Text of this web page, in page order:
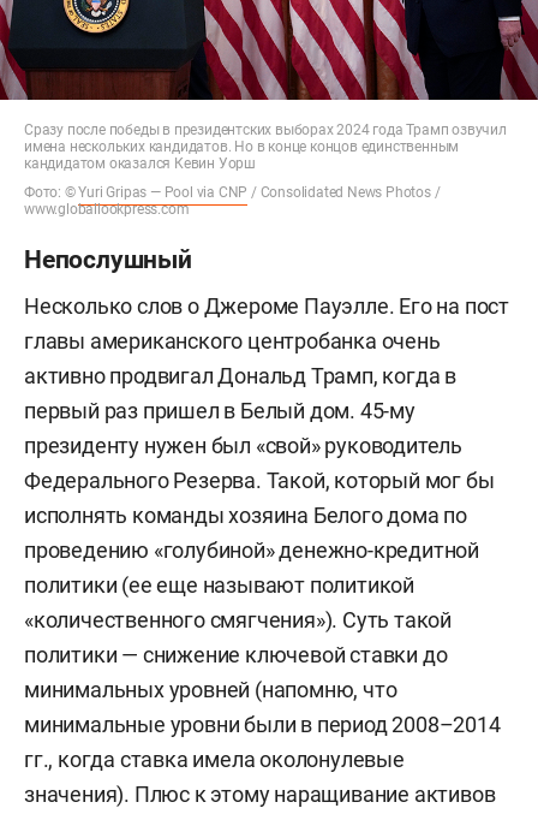
Сразу после победы в президентских выборах 2024 года Трамп озвучил
имена нескольких кандидатов. Но в конце концов единственным
кандидатом оказался Кевин Уорш
Фото: ©Yuri Gripas — Pool via CNP / Consolidated News Photos /
www.globallookpress.com
Непослушный
Несколько слов о Джероме Пауэлле. Его на пост
главы американского центробанка очень
активно продвигал Дональд Трамп, когда в
первый раз пришел в Белый дом. 45-му
президенту нужен был «свой» руководитель
Федерального Резерва. Такой, который мог бы
исполнять команды хозяина Белого дома по
проведению «голубиной» денежно-кредитной
политики (ее еще называют политикой
«количественного смягчения»). Суть такой
политики — снижение ключевой ставки до
минимальных уровней (напомню, что
минимальные уровни были в период 2008–2014
гг., когда ставка имела околонулевые
значения). Плюс к этому наращивание активов